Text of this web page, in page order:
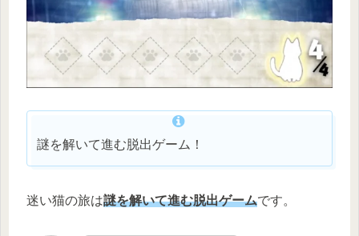
謎を解いて進む脱出ゲーム！
迷い猫の旅は謎を解いて進む脱出ゲームです。